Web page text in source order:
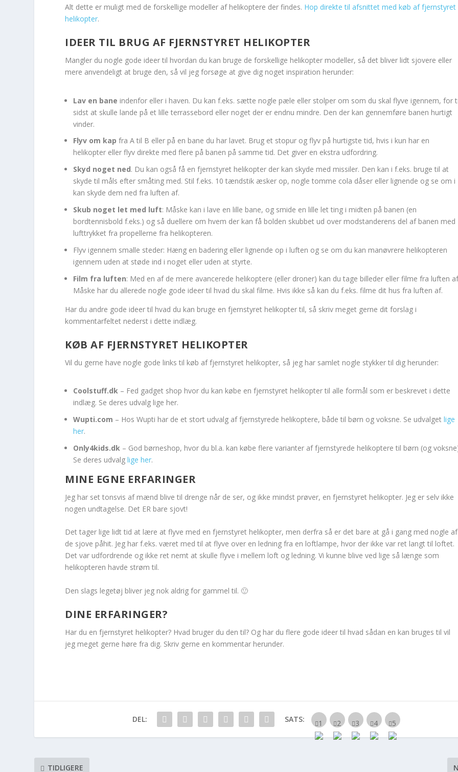
Alt dette er muligt med de forskellige modeller af helikoptere der findes. Hop direkte til afsnittet med køb af fjernstyret
helikopter.
IDEER TIL BRUG AF FJERNSTYRET HELIKOPTER
Mangler du nogle gode ideer til hvordan du kan bruge de forskellige helikopter modeller, så det bliver lidt sjovere eller
mere anvendeligt at bruge den, så vil jeg forsøge at give dig noget inspiration herunder:
Lav en bane indenfor eller i haven. Du kan f.eks. sætte nogle pæle eller stolper om som du skal flyve igennem, for
sidst at skulle lande på et lille terrassebord eller noget der er endnu mindre. Den der kan gennemføre banen hurtigt
vinder.
Flyv om kap fra A til B eller på en bane du har lavet. Brug et stopur og flyv på hurtigste tid, hvis i kun har en
helikopter eller flyv direkte med flere på banen på samme tid. Det giver en ekstra udfordring.
Skyd noget ned. Du kan også få en fjernstyret helikopter der kan skyde med missiler. Den kan i f.eks. bruge til at
skyde til måls efter småting med. Stil f.eks. 10 tændstik æsker op, nogle tomme cola dåser eller lignende og se om i
kan skyde dem ned fra luften af.
Skub noget let med luft: Måske kan i lave en lille bane, og smide en lille let ting i midten på banen (en
bordtennisbold f.eks.) og så duellere om hvem der kan få bolden skubbet ud over modstanderens del af banen med
lufttrykket fra propellerne fra helikopteren.
Flyv igennem smalle steder: Hæng en badering eller lignende op i luften og se om du kan manøvrere helikopteren
igennem uden at støde ind i noget eller uden at styrte.
Film fra luften: Med en af de mere avancerede helikoptere (eller droner) kan du tage billeder eller filme fra luften
Måske har du allerede nogle gode ideer til hvad du skal filme. Hvis ikke så kan du f.eks. filme dit hus fra luften af.
Har du andre gode ideer til hvad du kan bruge en fjernstyret helikopter til, så skriv meget gerne dit forslag i
kommentarfeltet nederst i dette indlæg.
KØB AF FJERNSTYRET HELIKOPTER
Vil du gerne have nogle gode links til køb af fjernstyret helikopter, så jeg har samlet nogle stykker til dig herunder:
Coolstuff.dk – Fed gadget shop hvor du kan købe en fjernstyret helikopter til alle formål som er beskrevet i dette
indlæg. Se deres udvalg lige her.
Wupti.com – Hos Wupti har de et stort udvalg af fjernstyrede helikoptere, både til børn og voksne. Se udvalgetlige
her.
Only4kids.dk – God børneshop, hvor du bl.a. kan købe flere varianter af fjernstyrede helikoptere til børn (og
Se deres udvalglige her.
MINE EGNE ERFARINGER
Jeg har set tonsvis af mænd blive til drenge når de ser, og ikke mindst prøver, en fjernstyret helikopter. Jeg er selv ikke
nogen undtagelse. Det ER bare sjovt!
Det tager lige lidt tid at lære at flyve med en fjernstyret helikopter, men derfra så er det bare at gå i gang med nogle af
de sjove påhit. Jeg har f.eks. været med til at flyve over en ledning fra en loftlampe, hvor der ikke var ret langt til loftet.
Det var udfordrende og ikke ret nemt at skulle flyve i mellem loft og ledning. Vi kunne blive ved lige så længe som
helikopteren havde strøm til.
Den slags legetøj bliver jeg nok aldrig for gammel til. 🙂
DINE ERFARINGER?
Har du en fjernstyret helikopter? Hvad bruger du den til? Og har du flere gode ideer til hvad sådan en kan bruges til vil
jeg meget gerne høre fra dig. Skriv gerne en kommentar herunder.
DEL: SATS:
TIDLIGERE